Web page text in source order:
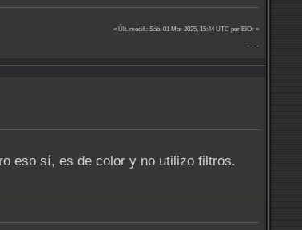
« Últ. modif.: Sáb, 01 Mar 2025, 15:44 UTC por ElOr »
- - -
eso sí, es de color y no utilizo filtros.